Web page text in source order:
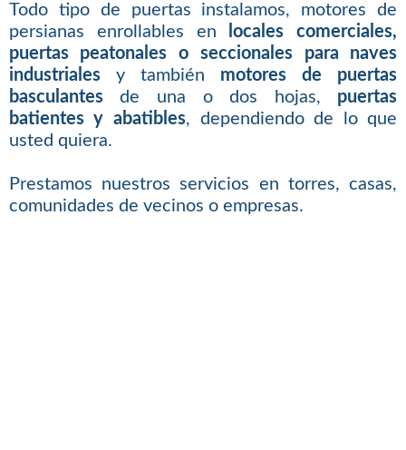
Todo tipo de puertas instalamos, motores de
persianas enrollables en
locales comerciales,
puertas peatonales o seccionales para naves
industrialesy también motores de puertas
basculantesde una o dos hojas, puertas
batientes y abatibles, dependiendo de lo que
usted quiera.
Prestamos nuestros servicios en torres, casas,
comunidades de vecinos o empresas.